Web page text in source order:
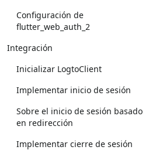
Configuración de
flutter_web_auth_2
Integración
Inicializar LogtoClient
Implementar inicio de sesión
Sobre el inicio de sesión basado
en redirección
Implementar cierre de sesión